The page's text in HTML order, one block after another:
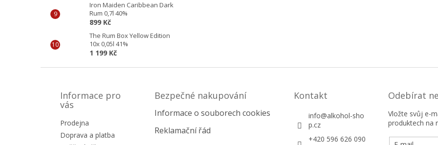
Iron Maiden Caribbean Dark
Rum 0,7l 40%
899 Kč
The Rum Box Yellow Edition
10x 0,05l 41%
1 199 Kč
Informace pro
vás
Prodejna
Doprava a platba
Bezpečné nakupování
Informace o souborech cookies
Reklamační řád
Kontakt
info@alkohol-sho
p.cz
+420 596 626 090
Odebírat
Vložte svůj e-
produktech na